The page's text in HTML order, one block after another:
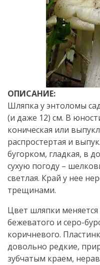
ОПИСАНИЕ:
Шляпка у энтоломы
(и даже 12) см. В
коническая или
распростертая и
бугорком, гладкая, в
сухую погоду –
светлая. Край у нее
трещинами.
Цвет шляпки меняется
бежеватого и серо-
коричневого.
довольно редкие,
зубчатым краем,